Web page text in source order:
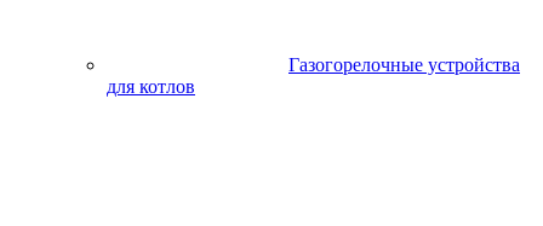
Газогорелочные устройства
для котлов